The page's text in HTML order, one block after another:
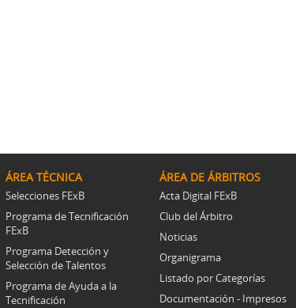
ÁREA TÉCNICA
Selecciones FExB
Programa de Tecnificación
FExB
Programa Detección y
Selección de Talentos
Programa de Ayuda a la
Tecnificación
ÁREA DE ÁRBITROS
Acta Digital FExB
Club del Árbitro
Noticias
Organigrama
Listado por Categorías
Documentación - Impresos